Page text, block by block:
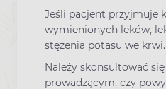
Jeśli pacjent przyjmuje
wymienionych leków,
stężenia potasu we krwi.
Należy skonsultować
prowadzącym, czy